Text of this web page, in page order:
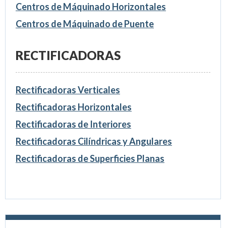
Centros de Máquinado Horizontales
Centros de Máquinado de Puente
RECTIFICADORAS
Rectificadoras Verticales
Rectificadoras Horizontales
Rectificadoras de Interiores
Rectificadoras Cilíndricas y Angulares
Rectificadoras de Superficies Planas